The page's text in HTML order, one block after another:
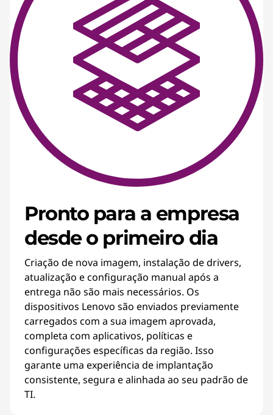
Pronto para a empresa
desde o primeiro dia
Criação de nova imagem, instalação de drivers,
atualização e configuração manual após a
entrega não são mais necessários. Os
dispositivos Lenovo são enviados previamente
carregados com a sua imagem aprovada,
completa com aplicativos, políticas e
configurações específicas da região. Isso
garante uma experiência de implantação
consistente, segura e alinhada ao seu padrão de
TI.